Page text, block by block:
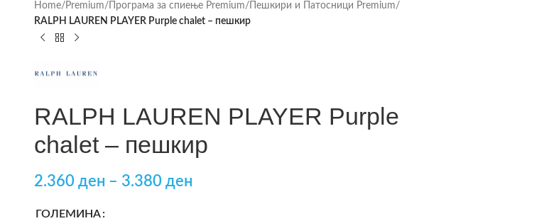
Home/ Premium/ Програма за спиење Premium/ Пешкири и Патосници Premium/
RALPH LAUREN PLAYER Purple chalet – пешкир
RALPH LAUREN PLAYER Purple
chalet – пешкир
2.360 ден – 3.380 ден
ГОЛЕМИНА